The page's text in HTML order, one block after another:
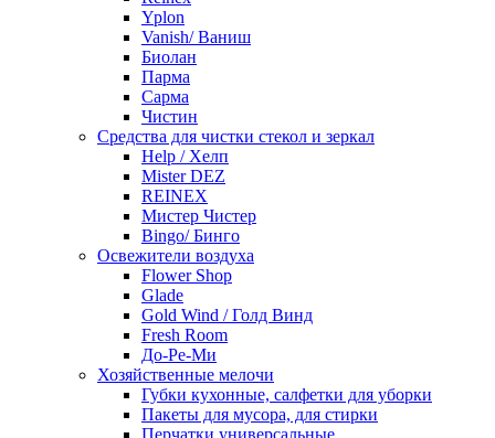
Yplon
Vanish/ Ваниш
Биолан
Парма
Сарма
Чистин
Средства для чистки стекол и зеркал
Help / Хелп
Mister DEZ
REINEX
Мистер Чистер
Bingo/ Бинго
Освежители воздуха
Flower Shop
Glade
Gold Wind / Голд Винд
Fresh Room
До-Ре-Ми
Хозяйственные мелочи
Губки кухонные, салфетки для уборки
Пакеты для мусора, для стирки